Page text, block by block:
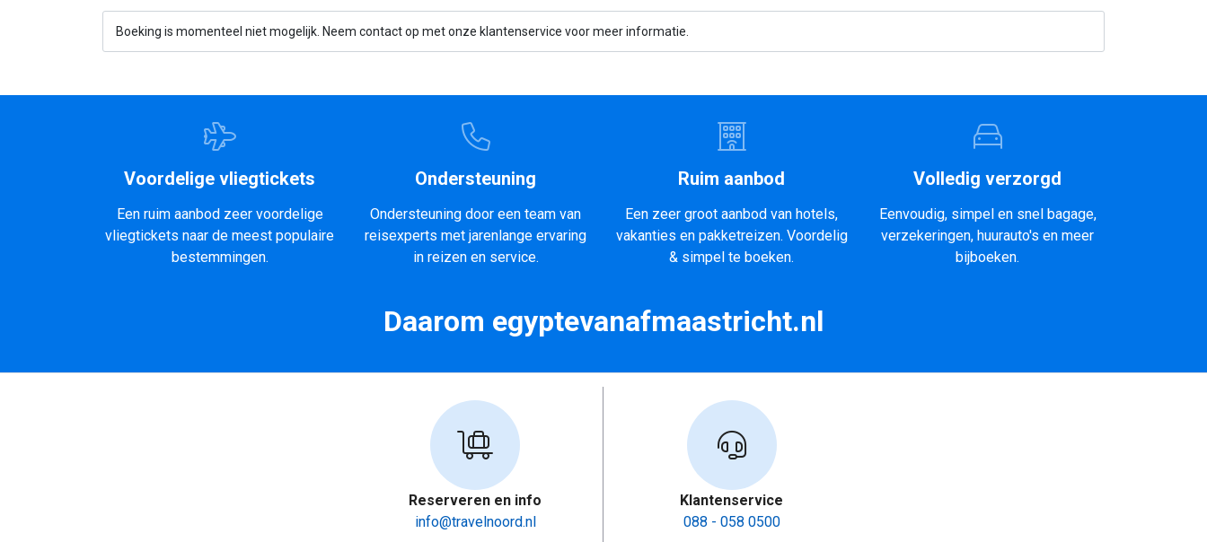
Boeking is momenteel niet mogelijk. Neem contact op met onze klantenservice voor meer informatie.
Voordelige vliegtickets
Een ruim aanbod zeer voordelige
vliegtickets naar de meest populaire
bestemmingen.
Ondersteuning
Ondersteuning door een team van
reisexperts met jarenlange ervaring
in reizen en service.
Ruim aanbod
Een zeer groot aanbod van hotels,
vakanties en pakketreizen. Voordelig
& simpel te boeken.
Volledig verzorgd
Eenvoudig, simpel en snel bagage,
verzekeringen, huurauto's en meer
bijboeken.
Daarom egyptevanafmaastricht.nl
Reserveren en info
info@travelnoord.nl
Klantenservice
088 - 058 0500